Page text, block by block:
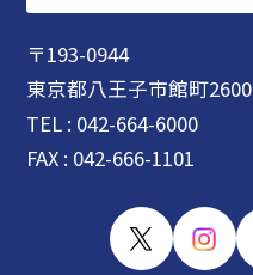
〒193-0944
東京都八王子市館町2600
TEL : 042-664-6000
FAX : 042-666-1101